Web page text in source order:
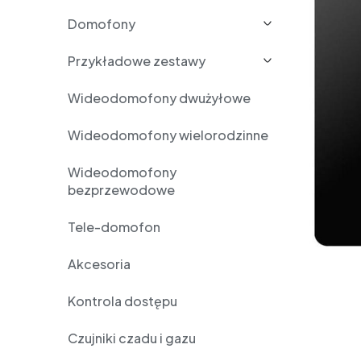
Domofony
Przykładowe zestawy
Wideodomofony dwużyłowe
Wideodomofony wielorodzinne
Wideodomofony
bezprzewodowe
Tele-domofon
Akcesoria
Kontrola dostępu
Czujniki czadu i gazu